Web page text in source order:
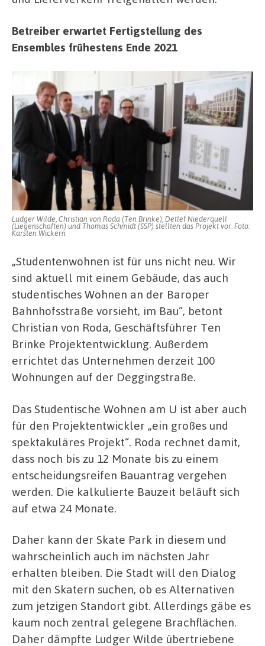
Betreiber erwartet Fertigstellung des
Ensembles frühestens Ende 2021
Ludger Wilde, Christian von Roda (Ten Brinke), Detlef Niederquell
(Liegenschaften) und Thomas Schmidt (SSP) stellten das Projekt vor. Foto:
Karsten Wickern
„Studentenwohnen ist für uns nicht neu. Wir
sind aktuell mit einem Gebäude, das auch
studentisches Wohnen an der Baroper
Bahnhofsstraße vorsieht, im Bau“, betont
Christian von Roda, Geschäftsführer Ten
Brinke Projektentwicklung. Außerdem
errichtet das Unternehmen derzeit 100
Wohnungen auf der Deggingstraße.
Das Studentische Wohnen am U ist aber auch
für den Projektentwickler „ein großes und
spektakuläres Projekt“. Roda rechnet damit,
dass noch bis zu 12 Monate bis zu einem
entscheidungsreifen Bauantrag vergehen
werden. Die kalkulierte Bauzeit beläuft sich
auf etwa 24 Monate.
Daher kann der Skate Park in diesem und
wahrscheinlich auch im nächsten Jahr
erhalten bleiben. Die Stadt will den Dialog
mit den Skatern suchen, ob es Alternativen
zum jetzigen Standort gibt. Allerdings gäbe es
kaum noch zentral gelegene Brachflächen.
Daher dämpfte Ludger Wilde übertriebene